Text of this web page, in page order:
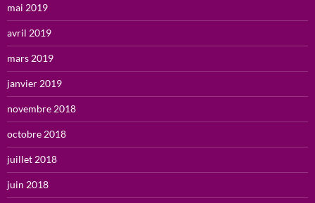
mai 2019
avril 2019
mars 2019
janvier 2019
novembre 2018
octobre 2018
juillet 2018
juin 2018